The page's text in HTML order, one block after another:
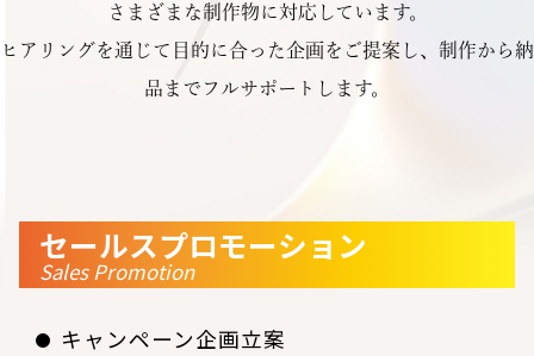
さまざまな制作物に対応しています。
ヒアリングを通じて目的に合った企画をご提案し、制作から納
品までフルサポートします。
セールスプロモーション
Sales Promotion
キャンペーン企画立案